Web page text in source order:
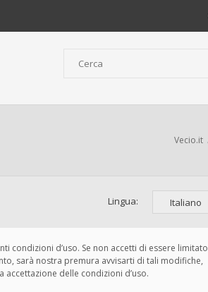
Vecio.it
Lingua:
condizioni d’uso. Se non accetti di essere limitato
sarà nostra premura avvisarti di tali modifiche,
delle condizioni d’uso.